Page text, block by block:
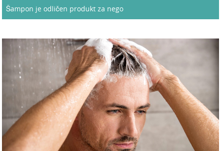
Šampon je odličen produkt za nego